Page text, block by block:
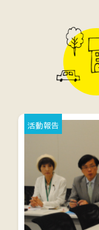
活動報告